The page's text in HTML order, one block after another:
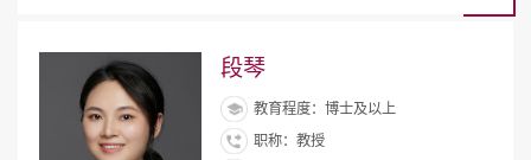
段琴
教育程度：博士及以上
职称：教授